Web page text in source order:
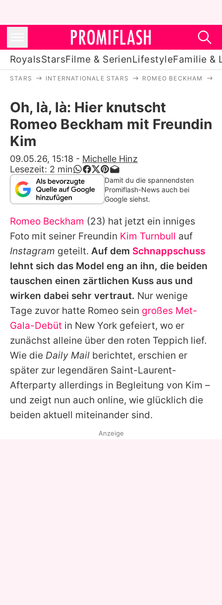
RoyalsStarsFilme & SerienLifestyleFamilie &
Stars
Filme & Serien
Lifestyle
Familie & Liebe
Promiflash Exklusiv
Alle Themen auf Promiflash
Jobs
App runterladen
Team
Redaktionelle Richtlinien
Impressum
Datenschutzerklärung
Nutzungsbedingungen
Utiq verwalten
STARS INTERNATIONALE STARS ROMEO BECKHAM
Oh, là, là: Hier knutscht
Romeo Beckham mit Freundin
Kim
09.05.26, 15:18 - Michelle Hinz
Lesezeit: 2 min
Damit du die spannendsten
Promiflash-News auch bei
Google siehst.
Romeo Beckham (23) hat jetzt ein inniges
Foto mit seiner Freundin Kim Turnbull auf
Instagram geteilt. Auf dem Schnappschuss
lehnt sich das Model eng an ihn, die beiden
tauschen einen zärtlichen Kuss aus und
wirken dabei sehr vertraut. Nur wenige
Tage zuvor hatte Romeo sein großes Met-
Gala-Debüt in New York gefeiert, wo er
zunächst alleine über den roten Teppich lief.
Wie die Daily Mail berichtet, erschien er
später zur legendären Saint-Laurent-
Afterparty allerdings in Begleitung von Kim –
und zeigt nun auch online, wie glücklich die
beiden aktuell miteinander sind.
Anzeige